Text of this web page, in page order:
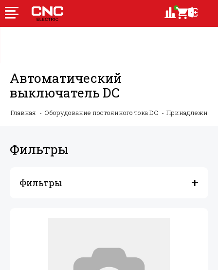
Автоматический
выключатель DC
Главная Оборудование постоянного тока DC
Фильтры
Фильтры